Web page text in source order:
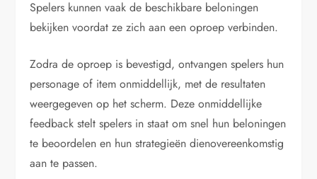
Spelers kunnen vaak de beschikbare beloningen
bekijken voordat ze zich aan een oproep verbinden.
Zodra de oproep is bevestigd, ontvangen spelers hun
personage of item onmiddellijk, met de resultaten
weergegeven op het scherm. Deze onmiddellijke
feedback stelt spelers in staat om snel hun beloningen
te beoordelen en hun strategieën dienovereenkomstig
aan te passen.